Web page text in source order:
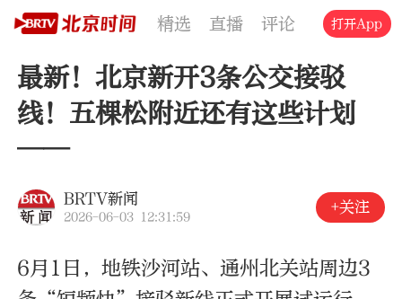
精选 直播 评论 交通 文旅
打开App
最新！北京新开3条公交接驳
线！五棵松附近还有这些计划
——
BRTV新闻
2026-06-03 12:31:59
+关注
6月1日，地铁沙河站、通州北关站周边3